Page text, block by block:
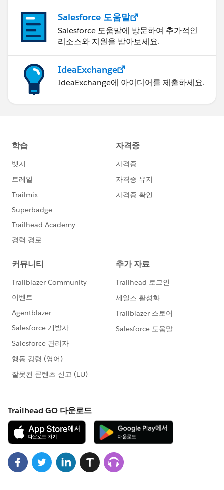
Salesforce 도움말
Salesforce 도움말에 방문하여 추가적인
리소스와 지원을 받아보세요.
IdeaExchange
IdeaExchange에 아이디어를 제출하세요.